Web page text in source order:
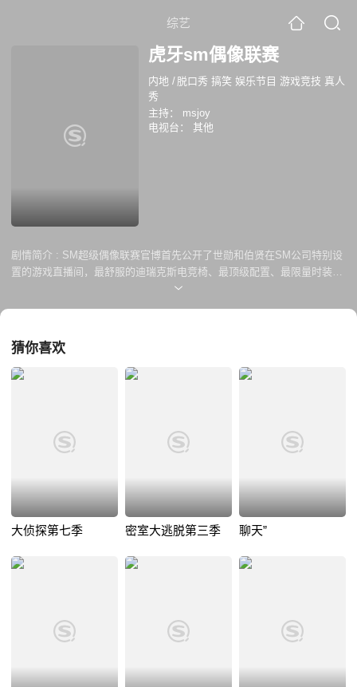
综艺
虎牙sm偶像联赛
内地 / 脱口秀 搞笑 娱乐节目 游戏竞技 真人
秀
主持：
msjoy
电视台：
其他
剧情简介 : SM超级偶像联赛官博首先公开了世勋和伯贤在SM公司特别设
置的游戏直播间，最舒服的迪瑞克斯电竞椅、最顶级配置、最限量时装。
据悉本次联赛将持续2个月，共8期，每周1-2期。在游戏直播期间，虎牙
星与粉丝的新型娱乐生态。
猜你喜欢
大侦探第七季 密室大逃脱第三季 聊天”